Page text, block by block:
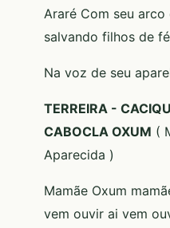
Araré Com seu arco
salvando filhos de fé
Na voz de seu
TERREIRA -
CABOCLA OXUM (
Aparecida )
Mamãe Oxum
vem ouvir ai vem